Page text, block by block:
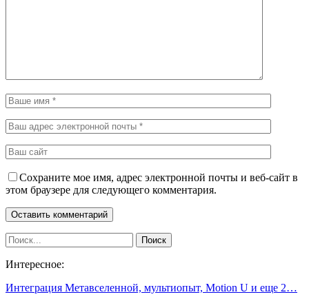
Сохраните мое имя, адрес электронной почты и веб-сайт в
этом браузере для следующего комментария.
Интересное:
Интеграция Метавселенной, мультиопыт, Motion U и еще 2…